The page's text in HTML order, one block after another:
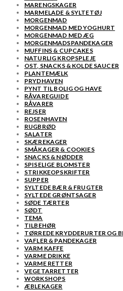
MARENGSKAGER
MARMELADE & SYLTETØJ
MORGENMAD
MORGENMAD MED YOGHURT
MORGENMAD MED ÆG
MORGENMADSPANDEKAGER
MUFFINS & CUPCAKES
NATURLIG KROPSPLEJE
OST, SNACKS & KOLDE SAUCER
PLANTEMÆLK
PRYDHAVEN
PYNT TIL BOLIG OG HAVE
RÅVAREGUIDE
RÅVARER
REJSER
ROSENHAVEN
RUGBRØD
SALATER
SKÆREKAGER
SMÅKAGER & COOKIES
SNACKS & NØDDER
SPISELIGE BLOMSTER
STRIKKEOPSKRIFTER
SUPPER
SYLTEDE BÆR & FRUGTER
SYLTEDE GRØNTSAGER
SØDE TÆRTER
SØDT
TEMA
TILBEHØR
TØRREDE KRYDDERURTER OG
VAFLER & PANDEKAGER
VARM KAFFE
VARME DRIKKE
VARME RETTER
VEGETARRETTER
WORKSHOPS
ÆBLEKAGER